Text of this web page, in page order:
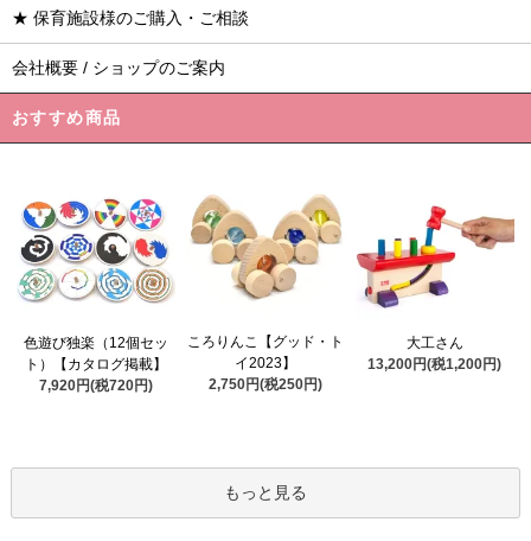
★ 保育施設様のご購入・ご相談
会社概要 / ショップのご案内
おすすめ商品
色遊び独楽（12個セッ
ト）【カタログ掲載】
7,920円(税720円)
ころりんこ【グッド・ト
イ2023】
2,750円(税250円)
大工さん
13,200円(税1,200円)
もっと見る